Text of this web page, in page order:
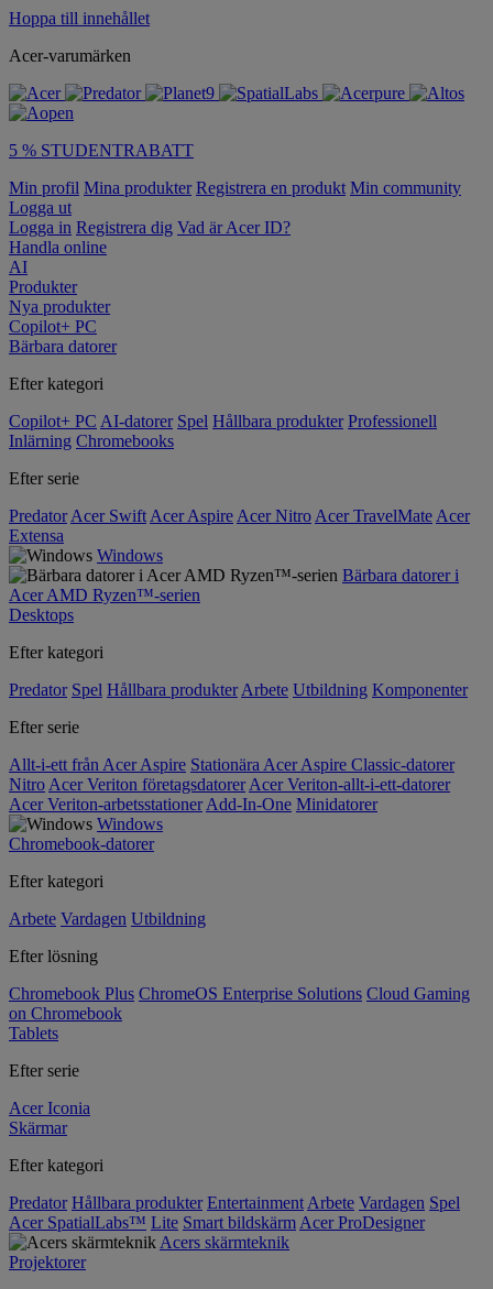
Hoppa till innehållet
Acer-varumärken
5 % STUDENTRABATT
Min profil Mina produkter Registrera en produkt Min community
Logga ut
Logga in Registrera dig Vad är Acer ID?
Handla online
AI
Produkter
Nya produkter
Copilot+ PC
Bärbara datorer
Efter kategori
Copilot+ PC AI-datorer Spel Hållbara produkter Professionell
Inlärning Chromebooks
Efter serie
Predator Acer Swift Acer Aspire Acer Nitro Acer TravelMate Acer
Extensa
Windows
Bärbara datorer i
Acer AMD Ryzen™-serien
Desktops
Efter kategori
Predator Spel Hållbara produkter Arbete Utbildning Komponenter
Efter serie
Allt-i-ett från Acer Aspire Stationära Acer Aspire Classic-datorer
Nitro Acer Veriton företagsdatorer Acer Veriton-allt-i-ett-datorer
Acer Veriton-arbetsstationer Add-In-One Minidatorer
Windows
Chromebook-datorer
Efter kategori
Arbete Vardagen Utbildning
Efter lösning
Chromebook Plus ChromeOS Enterprise Solutions Cloud Gaming
on Chromebook
Tablets
Efter serie
Acer Iconia
Skärmar
Efter kategori
Predator Hållbara produkter Entertainment Arbete Vardagen Spel
Acer SpatialLabs™ Lite Smart bildskärm Acer ProDesigner
Acers skärmteknik
Projektorer